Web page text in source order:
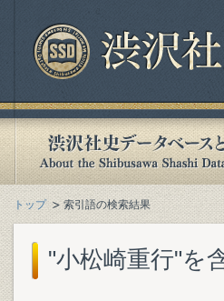
トップ 索引語の検索結果
"小松崎重行"を